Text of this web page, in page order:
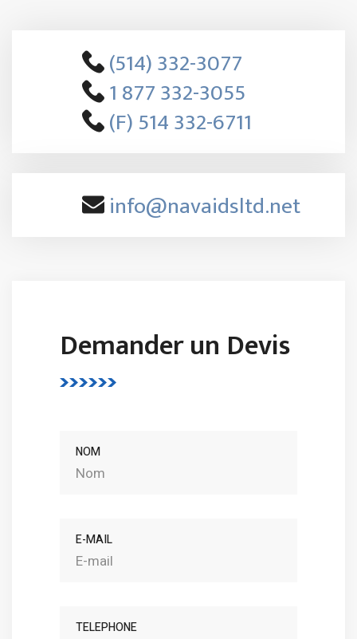
(514) 332-3077
1 877 332-3055
(F) 514 332-6711
info@navaidsltd.net
Demander un Devis
NOM
E-MAIL
TELEPHONE